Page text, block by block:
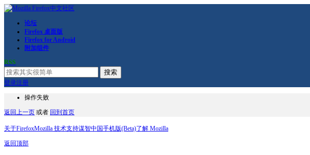
论坛
Firefox 桌面版
Firefox for Android
附加组件
RSS
搜索
登录注册
操作失败
返回上一页 或者 回到首页
关于FirefoxMozilla 技术支持谋智中国手机版(Beta)了解 Mozilla
返回顶部